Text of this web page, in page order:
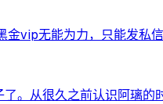
vip无能为力，只能发私
。从很久之前认识阿璃